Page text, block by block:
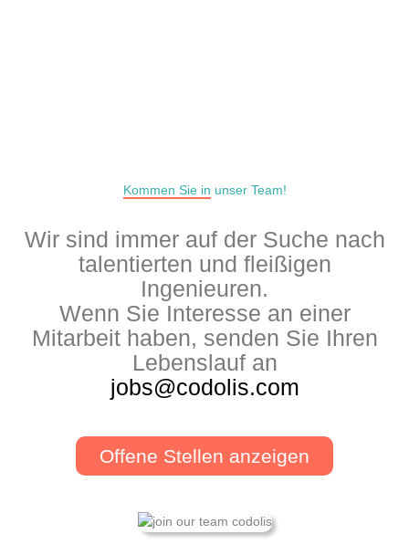
Kommen Sie in unser Team!
Wir sind immer auf der Suche nach
talentierten und fleißigen
Ingenieuren.
Wenn Sie Interesse an einer
Mitarbeit haben, senden Sie Ihren
Lebenslauf an
jobs@codolis.com
Offene Stellen anzeigen